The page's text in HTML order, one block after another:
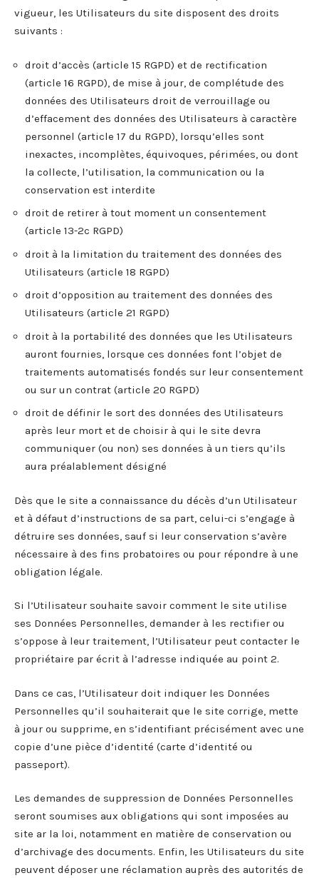
vigueur, les Utilisateurs du site disposent des droits
suivants :
droit d’accès (article 15 RGPD) et de rectification
(article 16 RGPD), de mise à jour, de complétude des
données des Utilisateurs droit de verrouillage ou
d’effacement des données des Utilisateurs à caractère
personnel (article 17 du RGPD), lorsqu’elles sont
inexactes, incomplètes, équivoques, périmées, ou dont
la collecte, l’utilisation, la communication ou la
conservation est interdite
droit de retirer à tout moment un consentement
(article 13-2c RGPD)
droit à la limitation du traitement des données des
Utilisateurs (article 18 RGPD)
droit d’opposition au traitement des données des
Utilisateurs (article 21 RGPD)
droit à la portabilité des données que les Utilisateurs
auront fournies, lorsque ces données font l’objet de
traitements automatisés fondés sur leur consentement
ou sur un contrat (article 20 RGPD)
droit de définir le sort des données des Utilisateurs
après leur mort et de choisir à qui le site devra
communiquer (ou non) ses données à un tiers qu’ils
aura préalablement désigné
Dès que le site a connaissance du décès d’un Utilisateur
et à défaut d’instructions de sa part, celui-ci s’engage à
détruire ses données, sauf si leur conservation s’avère
nécessaire à des fins probatoires ou pour répondre à une
obligation légale.
Si l’Utilisateur souhaite savoir comment le site utilise
ses Données Personnelles, demander à les rectifier ou
s’oppose à leur traitement, l’Utilisateur peut contacter le
propriétaire par écrit à l’adresse indiquée au point 2.
Dans ce cas, l’Utilisateur doit indiquer les Données
Personnelles qu’il souhaiterait que le site corrige, mette
à jour ou supprime, en s’identifiant précisément avec une
copie d’une pièce d’identité (carte d’identité ou
passeport).
Les demandes de suppression de Données Personnelles
seront soumises aux obligations qui sont imposées au
site ar la loi, notamment en matière de conservation ou
d’archivage des documents. Enfin, les Utilisateurs du site
peuvent déposer une réclamation auprès des autorités de